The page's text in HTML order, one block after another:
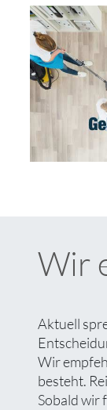
Wir
Aktuell
Wir
besteht.
Sobald wir